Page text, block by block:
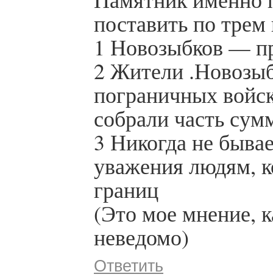
поставить по
1 Новозыбков —
2 Жители
пограничных
собрали часть
3 Никогда не
уважения людям,
границ
(Это мое мнение,
неведомо)
Ответить